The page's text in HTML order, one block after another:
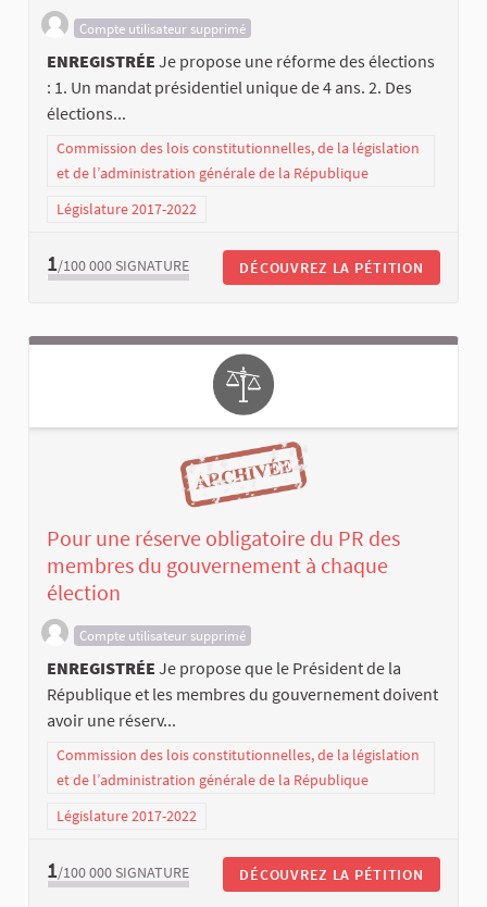
Compte utilisateur supprimé
ENREGISTRÉE Je propose une réforme des élections
: 1. Un mandat présidentiel unique de 4 ans. 2. Des
élections...
Commission des lois constitutionnelles, de la législation
et de l’administration générale de la République
Législature 2017-2022
1/100 000 SIGNATURE DÉCOUVREZ LA PÉTITION
Pour une réserve obligatoire du PR des
membres du gouvernement à chaque
élection
Compte utilisateur supprimé
ENREGISTRÉE Je propose que le Président de la
République et les membres du gouvernement doivent
avoir une réserv...
Commission des lois constitutionnelles, de la législation
et de l’administration générale de la République
Législature 2017-2022
1/100 000 SIGNATURE DÉCOUVREZ LA PÉTITION